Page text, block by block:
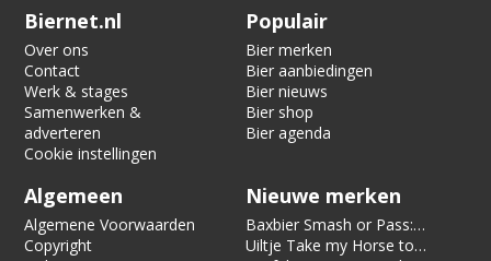
Verification code:
Biernet.nl
Over ons
Contact
Werk & stages
Samenwerken &
adverteren
Cookie instellingen
Populair
Bier merken
Bier aanbiedingen
Bier nieuws
Bier shop
Bier agenda
Algemeen
Algemene Voorwaarden
Copyright
Nieuwe merken
Baxbier Smash or Pass:
Strata
Uiltje Take my Horse to